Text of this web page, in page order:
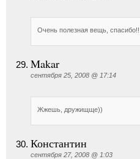
Очень полезная вещь, спасибо!!
Makar
сентября 25, 2008 @ 17:14
Жжешь, дружищще))
Константин
сентября 27, 2008 @ 1:03